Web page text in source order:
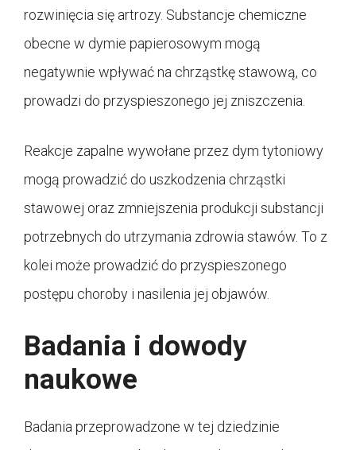
rozwinięcia się artrozy. Substancje chemiczne
obecne w dymie papierosowym mogą
negatywnie wpływać na chrząstkę stawową, co
prowadzi do przyspieszonego jej zniszczenia.
Reakcje zapalne wywołane przez dym tytoniowy
mogą prowadzić do uszkodzenia chrząstki
stawowej oraz zmniejszenia produkcji substancji
potrzebnych do utrzymania zdrowia stawów. To z
kolei może prowadzić do przyspieszonego
postępu choroby i nasilenia jej objawów.
Badania i dowody
naukowe
Badania przeprowadzone w tej dziedzinie